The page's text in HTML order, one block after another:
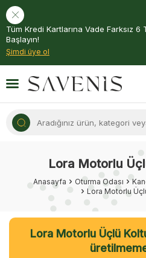
Tüm Kredi Kartlarına Vade Farksız 6
Başlayın!
Şimdi üye ol
Lora Motorlu
Anasayfa Oturma Odası
Lora Motorlu
Lora Motorlu Üçlü